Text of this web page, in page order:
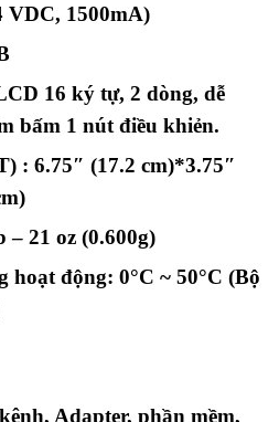
VDC, 1500mA)
16 ký tự, 2 dòng, dễ
bấm 1 nút điều khiẻn.
: 6.75″ (17.2 cm)*3.75″
21 oz (0.600g)
hoạt động: 0°C ~ 50°C (Bộ
Adapter, phần mềm,